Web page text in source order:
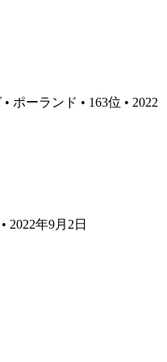
ポーランド • 163位 • 2022
2022年9月2日